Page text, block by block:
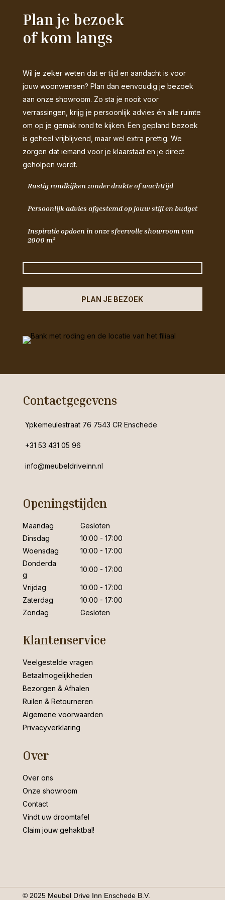
Plan je bezoek
of kom langs
Wil je zeker weten dat er tijd en aandacht is voor
jouw woonwensen? Plan dan eenvoudig je bezoek
aan onze showroom. Zo sta je nooit voor
verrassingen, krijg je persoonlijk advies én alle ruimte
om op je gemak rond te kijken. Een gepland bezoek
is geheel vrijblijvend, maar wel extra prettig. We
zorgen dat iemand voor je klaarstaat en je direct
geholpen wordt.
Rustig rondkijken zonder drukte of wachttijd
Persoonlijk advies afgestemd op jouw stijl en budget
Inspiratie opdoen in onze sfeervolle showroom van
2000 m²
PLAN JE BEZOEK
Contactgegevens
Ypkemeulestraat 76 7543 CR Enschede
+31 53 431 05 96
info@meubeldriveinn.nl
Openingstijden
Maandag
Gesloten
Dinsdag
10:00 - 17:00
Woensdag
10:00 - 17:00
Donderda
g
10:00 - 17:00
Vrijdag
10:00 - 17:00
Zaterdag
10:00 - 17:00
Zondag
Gesloten
Klantenservice
Veelgestelde vragen
Betaalmogelijkheden
Bezorgen & Afhalen
Ruilen & Retourneren
Algemene voorwaarden
Privacyverklaring
Over
Over ons
Onze showroom
Contact
Vindt uw droomtafel
Claim jouw gehaktbal!
© 2025 Meubel Drive Inn Enschede B.V.